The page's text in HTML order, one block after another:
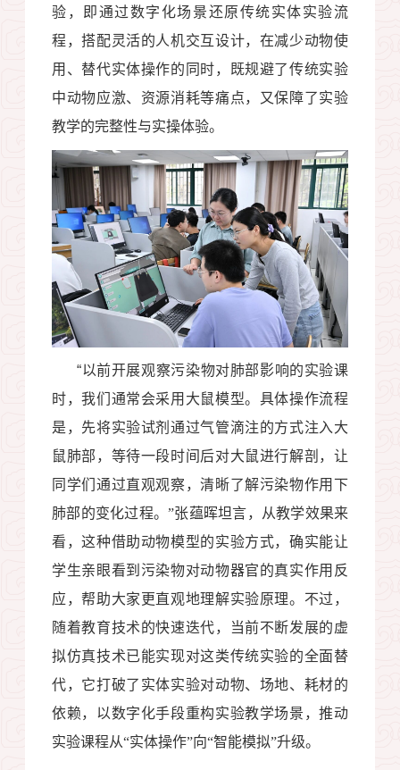
验，即通过数字化场景还原传统实体实验流
程，搭配灵活的人机交互设计，在减少动物使
用、替代实体操作的同时，既规避了传统实验
中动物应激、资源消耗等痛点，又保障了实验
教学的完整性与实操体验。
“以前开展观察污染物对肺部影响的实验课
时，我们通常会采用大鼠模型。具体操作流程
是，先将实验试剂通过气管滴注的方式注入大
鼠肺部，等待一段时间后对大鼠进行解剖，让
同学们通过直观观察，清晰了解污染物作用下
肺部的变化过程。”张蕴晖坦言，从教学效果来
看，这种借助动物模型的实验方式，确实能让
学生亲眼看到污染物对动物器官的真实作用反
应，帮助大家更直观地理解实验原理。不过，
随着教育技术的快速迭代，当前不断发展的虚
拟仿真技术已能实现对这类传统实验的全面替
代，它打破了实体实验对动物、场地、耗材的
依赖，以数字化手段重构实验教学场景，推动
实验课程从“实体操作”向“智能模拟”升级。